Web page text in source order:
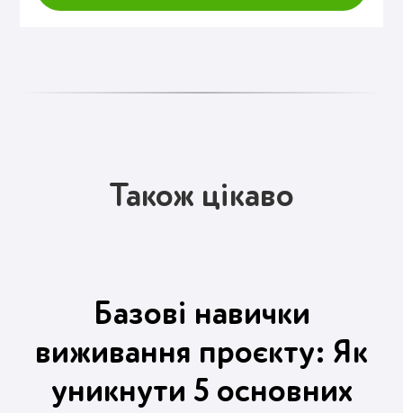
Також цікаво
Базові навички
виживання проєкту: Як
уникнути 5 основних